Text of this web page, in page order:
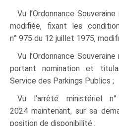
Vu l’Ordonnance
modifiée, fixant les
n° 975 du 12 juillet 1975,
Vu l’Ordonnance
portant nomination et
Service des Parkings Publics ;
Vu l’arrêté ministériel
2024 maintenant, sur sa
position de disponibilité ;